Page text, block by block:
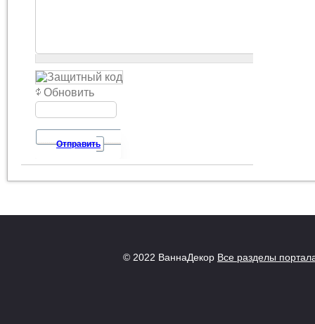
Обновить
Отправить
© 2022 ВаннаДекор Все разделы